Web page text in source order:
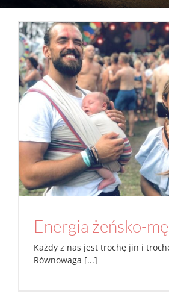
Energia żeńsko-
Aktualności Lifestyle
Energia żeńsko-
Każdy z nas jest trochę jin i
Równowaga [...]